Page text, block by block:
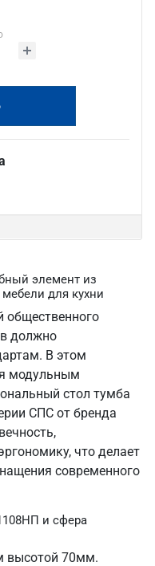
элемент из
для кухни
общественного
должно
В этом
модульным
стол тумба
СПС от бренда
что делает
современного
и сфера
высотой 70мм.